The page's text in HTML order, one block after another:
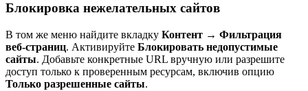
Блокировка нежелательных сайтов
В том же меню найдите вкладку Контент → Фильтрация
веб-страниц. Активируйте Блокировать недопустимые
сайты. Добавьте конкретные URL вручную или разрешите
доступ только к проверенным ресурсам, включив опцию
Только разрешенные сайты.